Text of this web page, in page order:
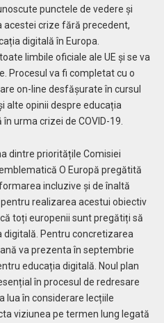
punctele de vedere și
crize fără precedent,
digitală în Europa.
limbile oficiale ale UE și se va
Procesul va fi completat cu o
on-line desfășurate în cursul
alte opinii despre educația
urma crizei de COVID-19.
dintre prioritățile Comisiei
O Europă pregătită
incluzive și de înaltă
realizarea acestui obiectiv
toți europenii sunt pregătiți să
digitală. Pentru concretizarea
va prezenta în septembrie
educația digitală. Noul plan
în procesul de redresare
lua în considerare lecțiile
viziunea pe termen lung legată